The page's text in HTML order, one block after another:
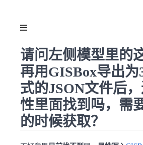
请问左侧模型里的
再用GISBox导出为
式的JSON文件后
性里面找到吗，需
的时候获取？